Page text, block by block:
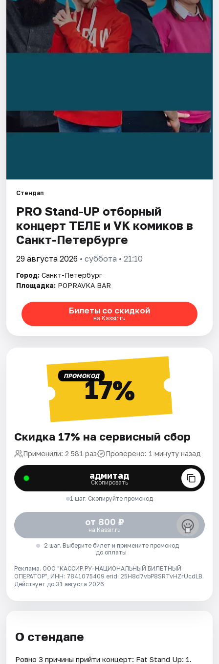
Города
Площадки
Стендап
PRO Stand-UP отборный
концерт ТЕЛЕ и VK комиков в
Санкт-Петербурге
29 августа 2026 • суббота • 21:10
Город: Санкт-Петербург
Площадка: POPRAVKA BAR
Билеты со скидкой
на Kassir.ru
ПРОМОКОД17%
Скидка 17% на сервисный сбор
Применили: 2 581 раз Проверено: 1 минуту назад
адмитад
Скопировать
1 шаг. Скопируйте промокод
от 800 ₽
на Kassir.ru
2 шаг. Выберите билет и примените промокод
до оплаты
Реклама. ООО "КАССИР.РУ-НАЦИОНАЛЬНЫЙ БИЛЕТНЫЙ
ОПЕРАТОР", ИНН: 7841075409 erid: 25H8d7vbP8SRTvHZrUcdLB.
Действует до 31 августа 2026
О стендапе
Ровно 3 причины прийти концерт: Fat Stand Up: 1.